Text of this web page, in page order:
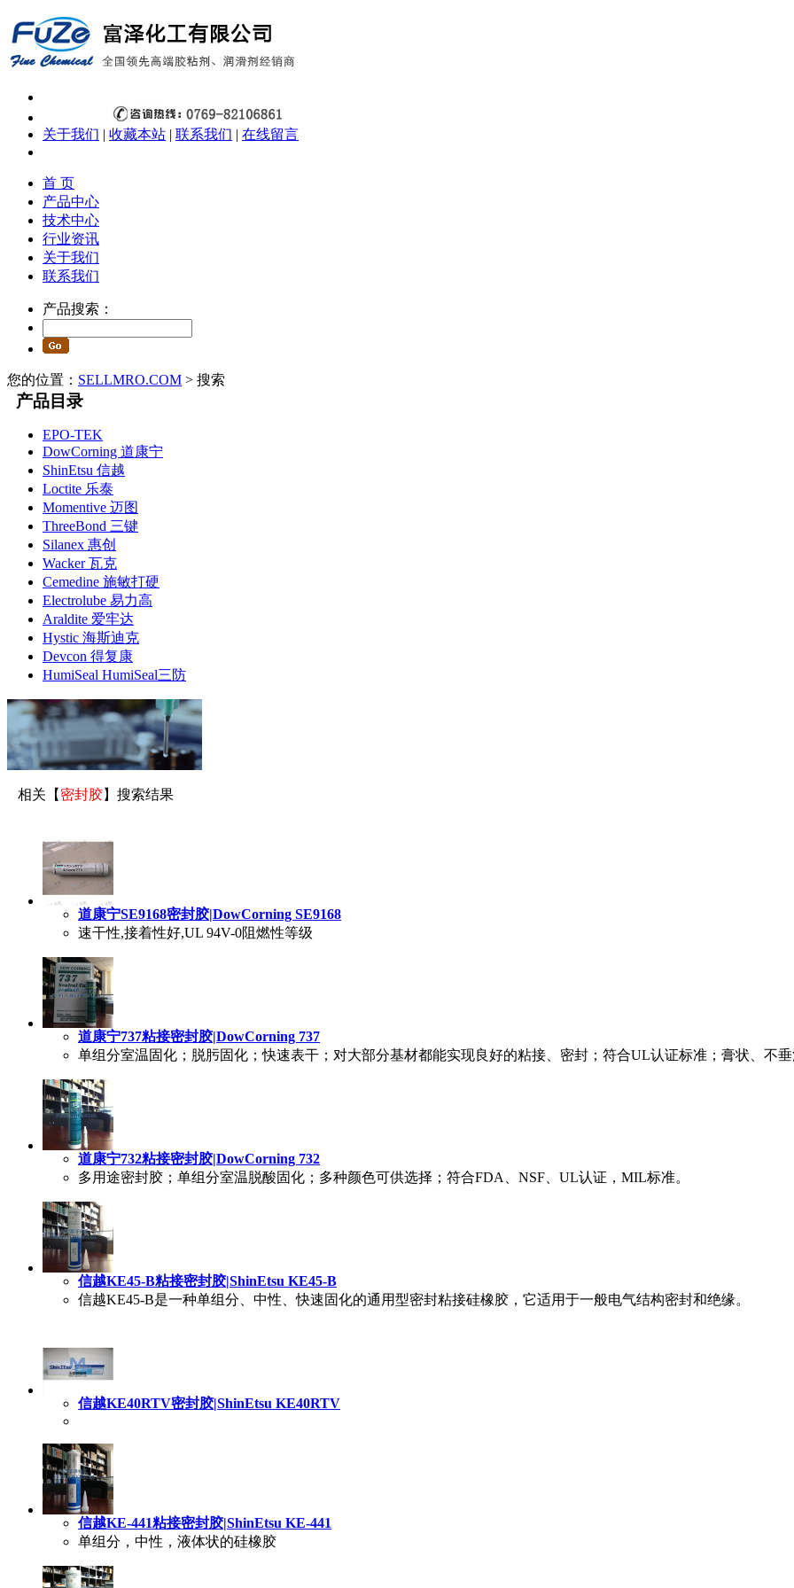
关于我们 | 收藏本站 | 联系我们 | 在线留言
首 页
产品中心
技术中心
行业资讯
关于我们
联系我们
产品搜索：
您的位置： SELLMRO.COM > 搜索
产品目录
EPO-TEK
DowCorning 道康宁
ShinEtsu 信越
Loctite 乐泰
Momentive 迈图
ThreeBond 三键
Silanex 惠创
Wacker 瓦克
Cemedine 施敏打硬
Electrolube 易力高
Araldite 爱牢达
Hystic 海斯迪克
Devcon 得复康
HumiSeal HumiSeal三防
相关【 密封胶】搜索结果
道康宁SE9168密封胶|DowCorning SE9168
速干性,接着性好,UL 94V-0阻燃性等级
道康宁737粘接密封胶|DowCorning 737
单组分室温固化；脱肟固化；快速表干；对大部分基材都能实现良好的粘接、密封；符合UL认证标准；膏状、不
道康宁732粘接密封胶|DowCorning 732
多用途密封胶；单组分室温脱酸固化；多种颜色可供选择；符合FDA、NSF、UL认证，MIL标准。
信越KE45-B粘接密封胶|ShinEtsu KE45-B
信越KE45-B是一种单组分、中性、快速固化的通用型密封粘接硅橡胶，它适用于一般电气结构密封和绝缘。
信越KE40RTV密封胶|ShinEtsu KE40RTV
信越KE-441粘接密封胶|ShinEtsu KE-441
单组分，中性，液体状的硅橡胶